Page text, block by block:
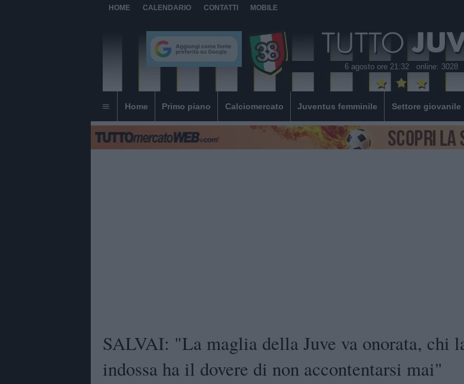
HOME CALENDARIO CONTATTI MOBILE
6 agosto ore 21:32 online: 3028
Home Primo piano Calciomercato Juventus femminile Settore giovanile
SALVAI: "La maglia della Juve va onorata, chi
indossa ha il dovere di non accontentarsi mai"